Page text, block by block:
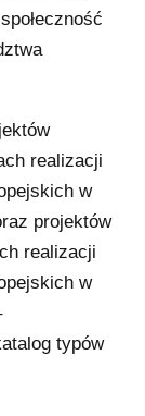
realizacji
w
projektów
realizacji
w
typów